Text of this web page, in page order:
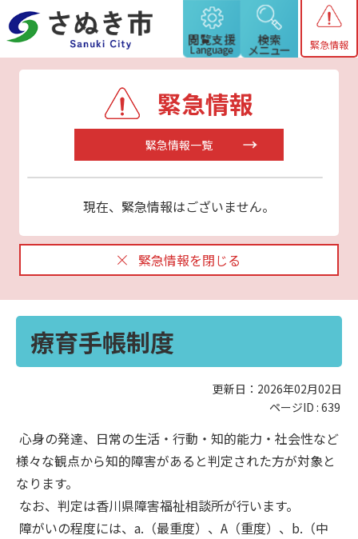
緊急情報
緊急情報
緊急情報一覧
現在、緊急情報はございません。
緊急情報を閉じる
療育手帳制度
更新日：2026年02月02日
ページID : 639
心身の発達、日常の生活・行動・知的能力・社会性など
様々な観点から知的障害があると判定された方が対象と
なります。
なお、判定は香川県障害福祉相談所が行います。
障がいの程度には、a.（最重度）、A（重度）、b.（中